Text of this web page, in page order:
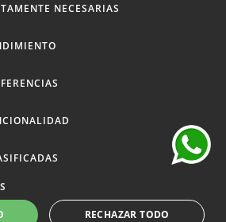
- P.IVA 06736400968 - Piazza della
6 - 20126 Milano - Italia
byKForge
NECESARIAS
RECHAZAR TODO